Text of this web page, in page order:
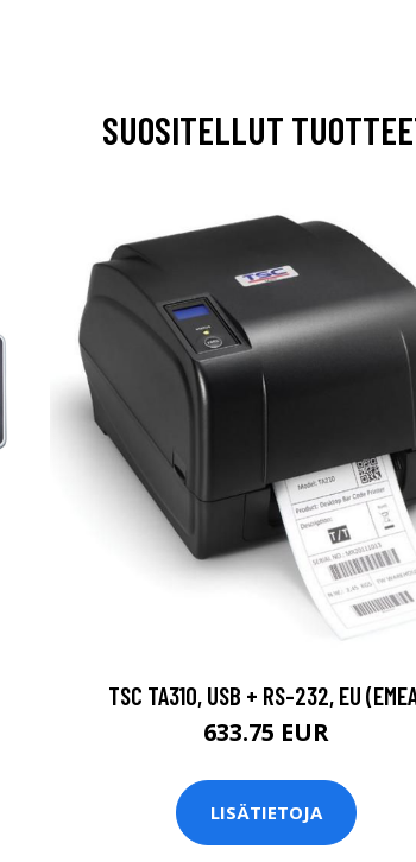
SUOSITELLUT
TSC TA310, USB + RS-232, EU
633.75 EUR
LISÄTIETOJA